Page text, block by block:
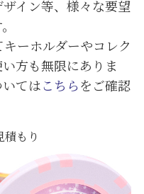
イン等、様々な要望
ーホルダーやコレク
方も無限にありま
てはこちらをご確認
もり